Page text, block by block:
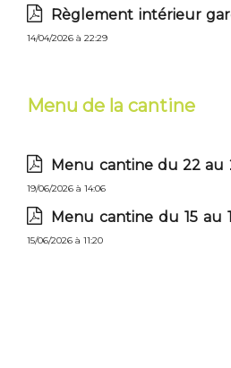
Règlement intérieur
14/04/2026 à 22:29
Menu de la cantine
Menu cantine du 22 au
19/06/2026 à 14:06
Menu cantine du 15 au
15/06/2026 à 11:20